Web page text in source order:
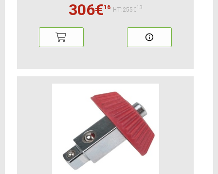
306€16 HT:255€13